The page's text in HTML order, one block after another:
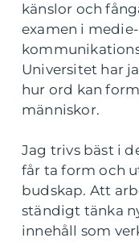
känslor och
examen i
Universitet har
hur ord kan
människor.
Jag trivs bäst i
får ta form och
budskap. Att
ständigt tänka
innehåll som